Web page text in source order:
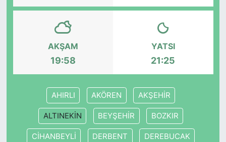
AKŞAM
19:58
YATSI
21:25
AHIRLI AKÖREN AKŞEHİR
ALTINEKİN BEYŞEHİR BOZKIR
CİHANBEYLİ DERBENT DEREBUCAK
RÖPORTAJLAR
BİYOGRAFİLER